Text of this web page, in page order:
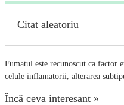
Citat aleatoriu
Fumatul este recunoscut ca
celule inflamatorii, alterarea
Încă ceva interesant »